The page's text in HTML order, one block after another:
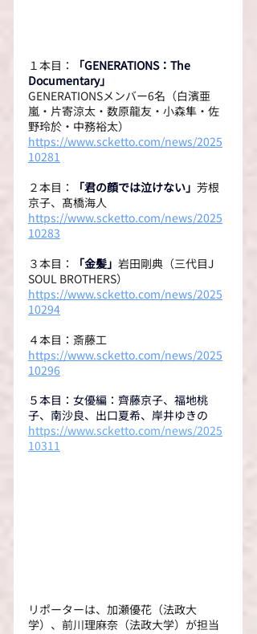
１本目：
「GENERATIONS：The
Documentary」
GENERATIONSメンバー6名（白濱亜
嵐・片寄涼太・数原龍友・小森隼・佐
野玲於・中務裕太）
https://www.scketto.com/news/2025
10281
２本目：
「君の顔では泣けない」 芳根
京子、髙橋海人
https://www.scketto.com/news/2025
10283
３本目：
「金髪」 岩田剛典（三代目J
SOUL BROTHERS）
https://www.scketto.com/news/2025
10294
４本目：斎藤工
https://www.scketto.com/news/2025
10296
５本目：女優編：齊藤京子、福地桃
子、南沙良、出口夏希、岸井ゆきの
https://www.scketto.com/news/2025
10311
リポーターは、加瀬優花（法政大
学）、前川理麻奈（法政大学）が担当